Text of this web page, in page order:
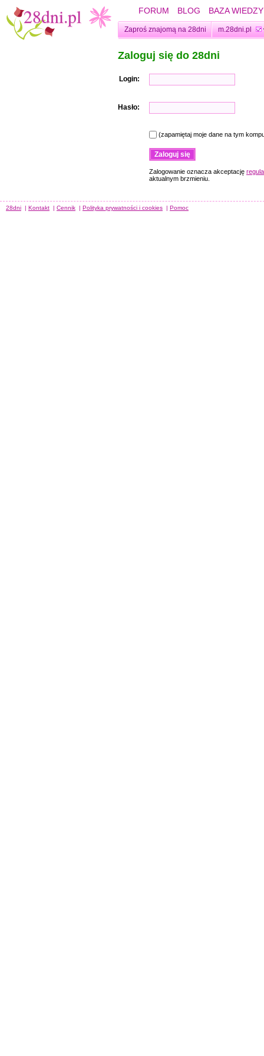
FORUM BLOG BAZA WIEDZY
Zaproś znajomą na 28dni m.28dni.pl
Zaloguj się do 28dni
Login:
Hasło:
(zapamiętaj moje dane na tym
Zalogowanie oznacza akceptację
aktualnym brzmieniu.
28dni | Kontakt | Cennik | Polityka prywatności i cookies | Pomoc